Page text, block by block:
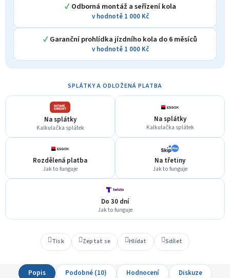
✓ Odborná montáž a seřízení kola
v hodnotě 1 000 Kč
✓ Garanční prohlídka jízdního kola do 6 měsíců
v hodnotě 1 000 Kč
SPLÁTKY A ODLOŽENÁ PLATBA
Na splátky
Kalkulačka splátek
Na splátky
Kalkulačka splátek
Rozdělená platba
Jak to funguje
Na třetiny
Jak to funguje
Do 30 dní
Jak to funguje
Tisk Zeptat se Hlídat Sdílet
Popis Podobné (10) Hodnocení
Diskuze